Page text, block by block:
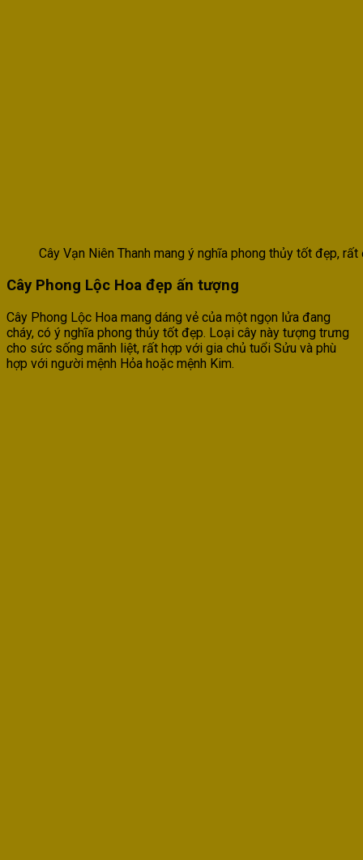
Cây Vạn Niên Thanh mang ý nghĩa phong thủy tốt đẹp,
Cây Phong Lộc Hoa đẹp ấn tượng
Cây Phong Lộc Hoa mang dáng vẻ của một ngọn lửa đang
cháy, có ý nghĩa phong thủy tốt đẹp. Loại cây này tượng trưng
cho sức sống mãnh liệt, rất hợp với gia chủ tuổi Sửu và phù
hợp với người mệnh Hỏa hoặc mệnh Kim.